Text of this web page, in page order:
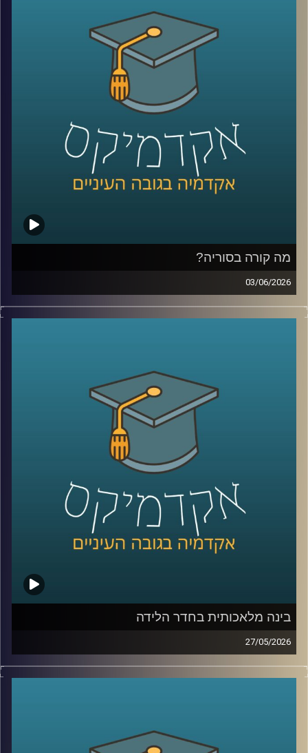
והאם האנושות תגלה חיים מחוץ לכדור הארץ?
כל אלה היו הימורים אמיתיים בפלטפורמתPolymarket
כן, אנשים ברחבי העולם שמים כסף אמיתי על העתיד. על
מלחמות, פוליטיקה, דת, אסונות ואפילו סוף העולם.
ובזמן שרובנו צורכים חדשות כדי להבין מה קורה, יש אנשים
שפשוט נכנסים לפולימרקט כדי לראות “מה הסיכויים” ועל
הדרך גם מרוויחים כסף.
אז מה זה בכלל שוק חיזוי?
למה אנשים התחילו להאמין לפלטפורמות האלה יותר מלסקרים
אירועים עולמיים? והאם יכול להיות שפלטפורמות כאלה כבר
לא רק מנבאות את המציאות, אלא גם מתחילות לעצב אותה?
כדי להבין את העולם הזה, נמצא איתנו היום פרופ’ צחי חייט
מאוניברסיטת רייכמן, שחוקר חוכמת המונים, רשתות חברתיות
ואמינות מידע, ואחד החוקרים הבולטים בישראל בתחום שווקי
החיזוי
מה קורה בסוריה?
03/06/2026
מה בעצם קורה היום בסוריה?
מי שולט שם? מי נלחם במי? איך טורקיה הפכה לשחקן כל כך
נדמה שאחרי יותר מעשור של מלחמה, רוב הישראלים כבר
איבדו את היכולת להבין את התמונה.
אז היום ננסה לעשות סדר ולהבין איך נראה המזרח התיכון
החדש שנבנה ממש מעבר לגבול שלנו.
היום נארח את ד״ר מיכאל ברק, מרצה וחוקר בבית ספר לאודר
לממשל, דיפלומטיה ואסטרטגיה ב־אוניברסיטת רייכמן, וחוקר
בכיר ב־המכון למדיניות נגד טרור, מומחה לאיסלאם רדיקלי.
קרדיט תמונות:AudioVersity
בינה מלאכותית בחדר הלידה
27/05/2026
הרפואה נמצאת היום באחת מנקודות המפנה המשמעותיות
ביותר בתולדותיה.
בינה מלאכותית כבר לא נמצאת רק במעבדות או במחקרים, היא